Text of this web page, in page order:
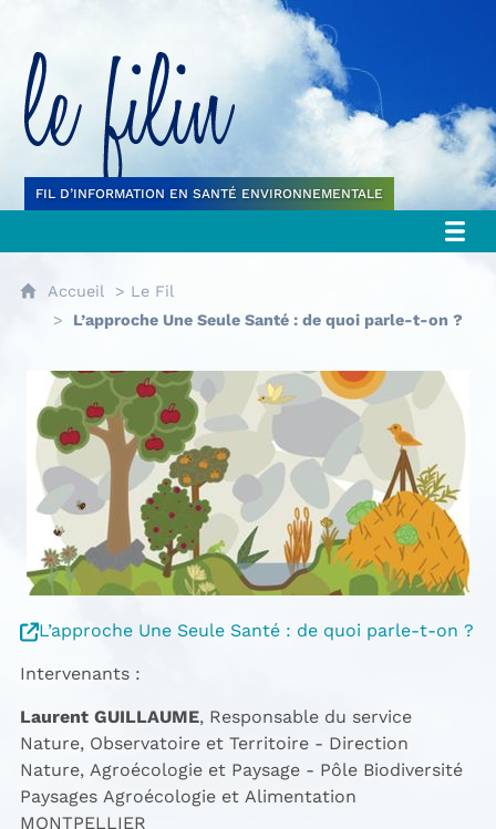
FIL D’INFORMATION EN SANTÉ ENVIRONNEMENTALE
Accueil
Le Fil
L’approche Une Seule Santé : de quoi parle-t-on ?
L’approche Une Seule Santé : de quoi parle-t-on ?
Intervenants :
Laurent GUILLAUME, Responsable du service
Nature, Observatoire et Territoire - Direction
Nature, Agroécologie et Paysage - Pôle Biodiversité
Paysages Agroécologie et Alimentation
MONTPELLIER